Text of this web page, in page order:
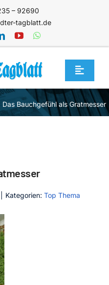
– 92690
tagblatt.de
Toggle
Das Bauchgefühl als Gratmesser
Kategorien: Top Thema